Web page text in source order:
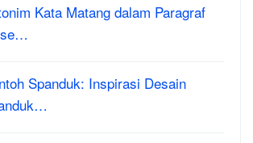
Kata Matang dalam Paragraf
Spanduk: Inspirasi Desain